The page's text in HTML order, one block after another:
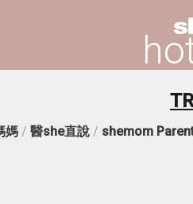
媽 / 醫she直說 / shemom